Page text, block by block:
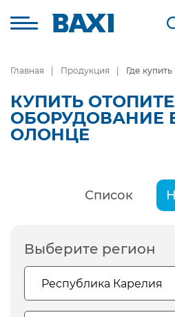
Главная Продукция Где купить
КУПИТЬ
ОБОРУДОВАНИЕ
ОЛОНЦЕ
Список
Выберите регион